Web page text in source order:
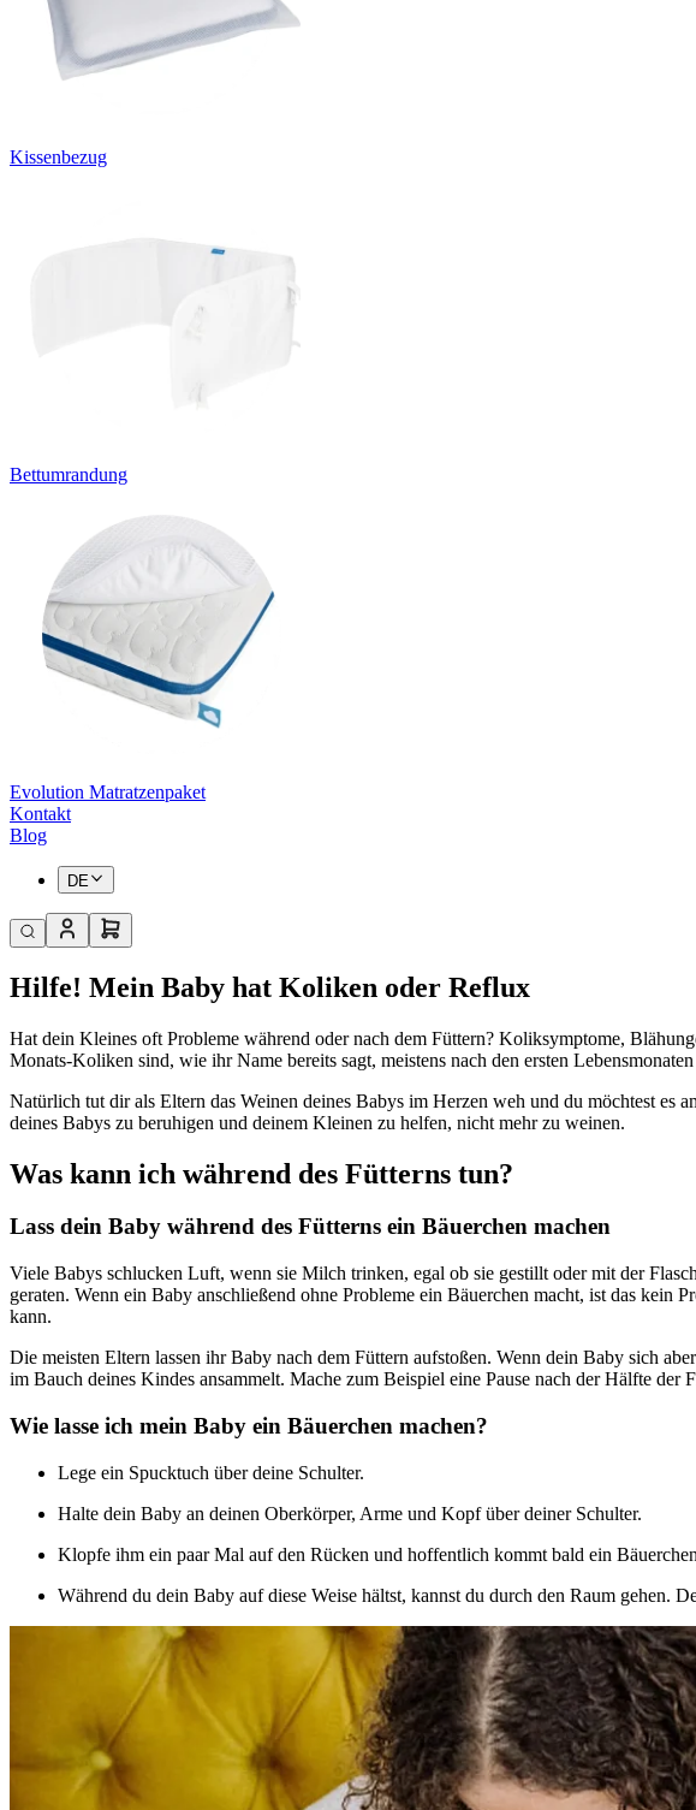
Kissenbezug
Bettumrandung
Evolution Matratzenpaket
Kontakt
Blog
DE
Hilfe! Mein Baby hat Koliken oder Reflux
Hat dein Kleines oft Probleme während oder nach dem Füttern? Koliksymptome,
Monats-Koliken sind, wie ihr Name bereits sagt, meistens nach den ersten
Natürlich tut dir als Eltern das Weinen deines Babys im Herzen weh und du möchtest
deines Babys zu beruhigen und deinem Kleinen zu helfen, nicht mehr zu weinen.
Was kann ich während des Fütterns tun?
Lass dein Baby während des Fütterns ein Bäuerchen machen
Viele Babys schlucken Luft, wenn sie Milch trinken, egal ob sie gestillt oder mit der
geraten. Wenn ein Baby anschließend ohne Probleme ein Bäuerchen macht, ist das
kann.
Die meisten Eltern lassen ihr Baby nach dem Füttern aufstoßen. Wenn dein Baby sich
im Bauch deines Kindes ansammelt. Mache zum Beispiel eine Pause nach der Hälfte der
Wie lasse ich mein Baby ein Bäuerchen machen?
Lege ein Spucktuch über deine Schulter.
Halte dein Baby an deinen Oberkörper, Arme und Kopf über deiner Schulter.
Klopfe ihm ein paar Mal auf den Rücken und hoffentlich kommt bald ein
Während du dein Baby auf diese Weise hältst, kannst du durch den Raum gehen.